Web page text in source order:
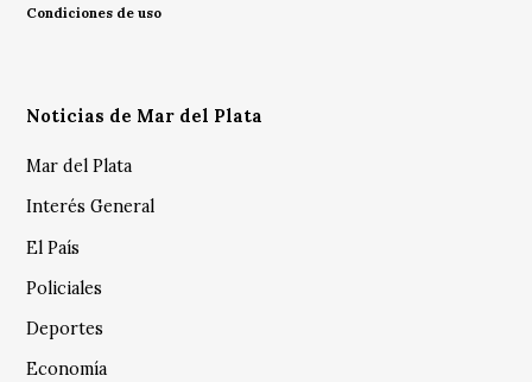
Condiciones de uso
Noticias de Mar del Plata
Mar del Plata
Interés General
El País
Policiales
Deportes
Economía